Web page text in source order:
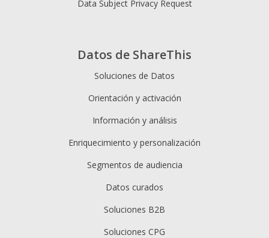
Datos de ShareThis
Soluciones de Datos
Orientación y activación
Información y análisis
Enriquecimiento y personalización
Segmentos de audiencia
Datos curados
Soluciones B2B
Soluciones CPG
Data Subject Privacy Request